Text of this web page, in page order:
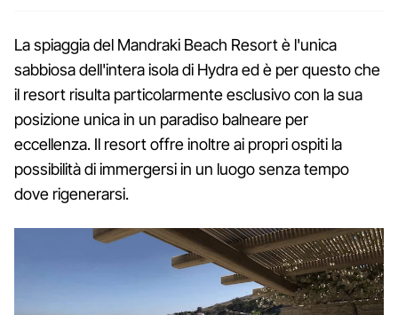
La spiaggia del Mandraki Beach Resort è l'unica
sabbiosa dell'intera isola di Hydra ed è per questo che
il resort risulta particolarmente esclusivo con la sua
posizione unica in un paradiso balneare per
eccellenza. Il resort offre inoltre ai propri ospiti la
possibilità di immergersi in un luogo senza tempo
dove rigenerarsi.